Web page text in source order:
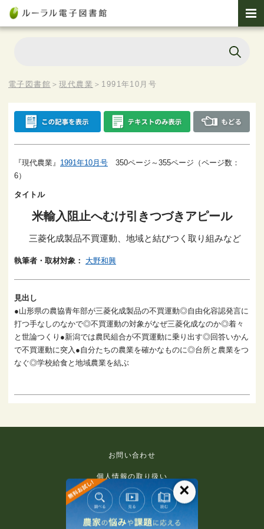
電子図書館 ＞現代農業 ＞ 1991年10月号
『現代農業』 1991年10月号 350ページ～355ページ（ページ数：
6）
タイトル
米輸入阻止へむけ引きつづきアピール
三菱化成製品不買運動、地域と結びつく取り組みなど
執筆者・取材対象： 大野和興
見出し
●山形県の農協青年部が三菱化成製品の不買運動◎自由化容認発言に
打つ手なしのなかで◎不買運動の対象がなぜ三菱化成なのか◎着々
と世論つくり●新潟では農民組合が不買運動に乗り出す◎回答いかん
で不買運動に突入●自分たちの農業を確かなものに◎台所と農業をつ
なぐ◎学校給食と地域農業を結ぶ
お問い合わせ
個人情報の取り扱い
免責事項
利用規約
×